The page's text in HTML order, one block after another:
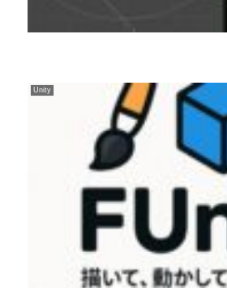
Unity